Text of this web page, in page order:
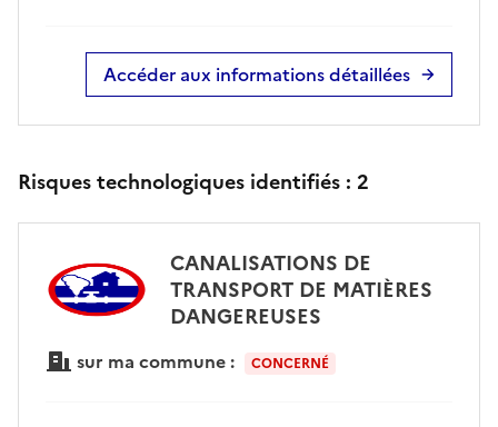
Accéder aux informations détaillées
Risques technologiques identifiés : 2
CANALISATIONS DE
TRANSPORT DE MATIÈRES
DANGEREUSES
sur ma commune : CONCERNÉ